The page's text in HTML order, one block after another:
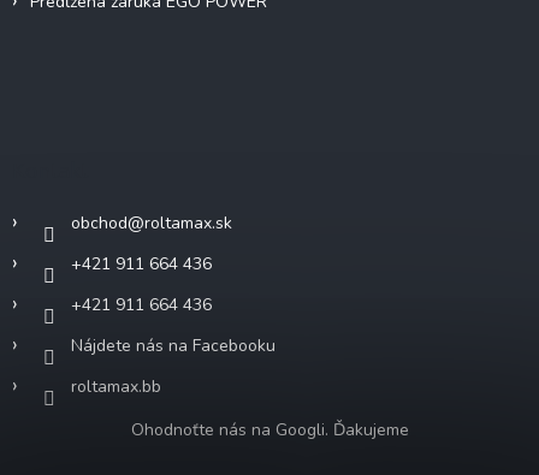
obchod@roltamax.sk
+421 911 664 436
+421 911 664 436
Nájdete nás na Facebooku
roltamax.bb
Ohodnoťte nás na Googli. Ďakujeme